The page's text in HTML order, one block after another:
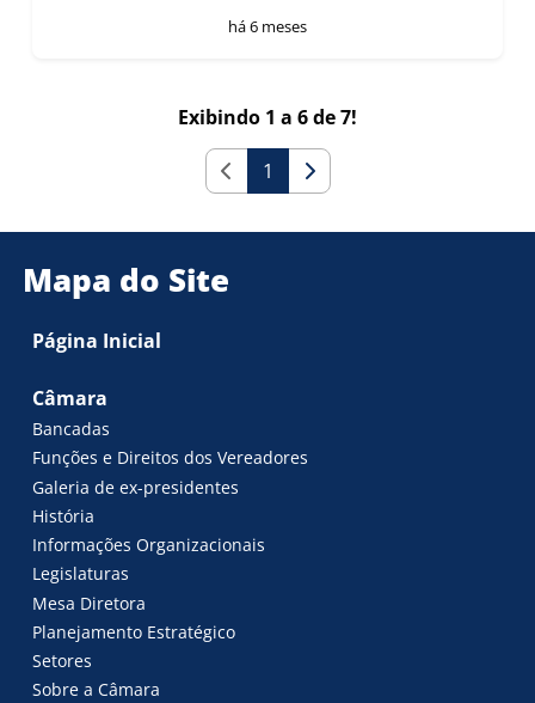
há 6 meses
Exibindo 1 a 6 de 7!
1
Mapa do Site
Página Inicial
Câmara
Bancadas
Funções e Direitos dos Vereadores
Galeria de ex-presidentes
História
Informações Organizacionais
Legislaturas
Mesa Diretora
Planejamento Estratégico
Setores
Sobre a Câmara